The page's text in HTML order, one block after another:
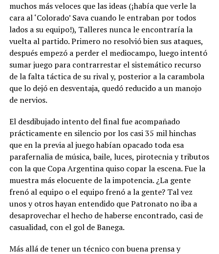
muchos más veloces que las ideas (¡había que verle la
cara al ‘Colorado’ Sava cuando le entraban por todos
lados a su equipo!), Talleres nunca le encontraría la
vuelta al partido. Primero no resolvió bien sus ataques,
después empezó a perder el mediocampo, luego intentó
sumar juego para contrarrestar el sistemático recurso
de la falta táctica de su rival y, posterior a la carambola
que lo dejó en desventaja, quedó reducido a un manojo
de nervios.
El desdibujado intento del final fue acompañado
prácticamente en silencio por los casi 35 mil hinchas
que en la previa al juego habían opacado toda esa
parafernalia de música, baile, luces, pirotecnia y tributos
con la que Copa Argentina quiso copar la escena. Fue la
muestra más elocuente de la impotencia. ¿La gente
frenó al equipo o el equipo frenó a la gente? Tal vez
unos y otros hayan entendido que Patronato no iba a
desaprovechar el hecho de haberse encontrado, casi de
casualidad, con el gol de Banega.
Más allá de tener un técnico con buena prensa y